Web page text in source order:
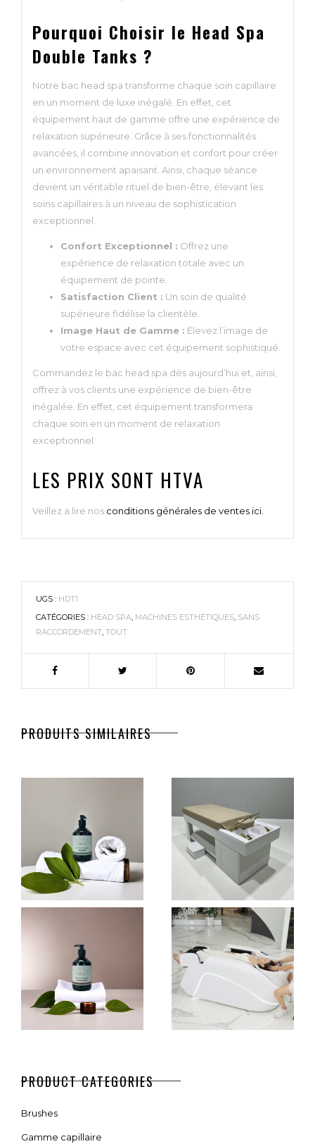
Pourquoi Choisir le Head Spa
Double Tanks ?
Notre bac head spa transforme chaque soin capillaire
en un moment de luxe inégalé. En effet, cet
équipement haut de gamme offre une expérience de
relaxation supérieure. Grâce à ses fonctionnalités
avancées, il combine innovation et confort pour créer
un environnement apaisant. Ainsi, chaque séance
devient un véritable rituel de bien-être, élevant les
soins capillaires à un niveau de sophistication
exceptionnel.
Confort Exceptionnel : Offrez une
expérience de relaxation totale avec un
équipement de pointe.
Satisfaction Client : Un soin de qualité
supérieure fidélise la clientèle.
Image Haut de Gamme : Élevez l’image de
votre espace avec cet équipement sophistiqué.
Commandez le bac head spa dès aujourd’hui et, ainsi,
offrez à vos clients une expérience de bien-être
inégalée. En effet, cet équipement transformera
chaque soin en un moment de relaxation
exceptionnel.
LES PRIX SONT HTVA
Veillez a lire nos conditions générales de ventes ici.
UGS : HDT1
CATÉGORIES : HEAD SPA, MACHINES ESTHÉTIQUES, SANS
RACCORDEMENT, TOUT
PRODUITS SIMILAIRES
PURIFIANT –
500 ML
€50,00
WOODEN
TABLE
2.990,00
SÉBO-
– 500 ML
PRODUCT CATEGORIES
Brushes
Gamme capillaire